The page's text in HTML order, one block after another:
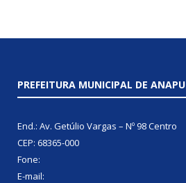
PREFEITURA MUNICIPAL DE ANAPU
End.: Av. Getúlio Vargas – Nº 98 Centro
CEP: 68365-000
Fone:
E-mail: